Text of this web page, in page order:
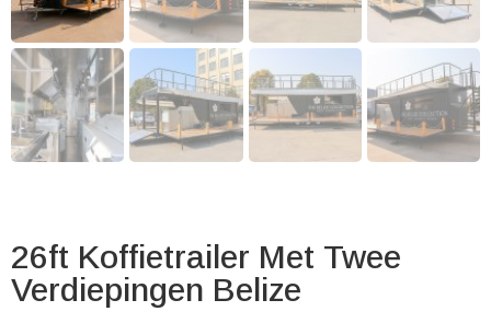
26ft Koffietrailer Met Twee
Verdiepingen Belize